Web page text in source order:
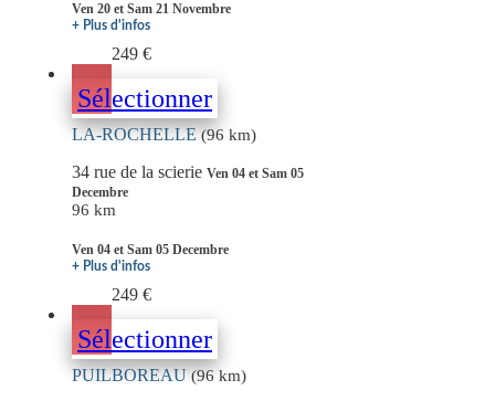
Ven 20 et Sam 21 Novembre
+ Plus d'infos
249 €
Sélectionner
LA-ROCHELLE(96 km)
34 rue de la scierie Ven 04 et Sam 05
Decembre
96 km
Ven 04 et Sam 05 Decembre
+ Plus d'infos
249 €
Sélectionner
PUILBOREAU(96 km)